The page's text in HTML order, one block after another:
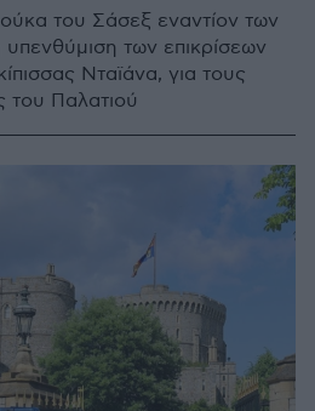
του Σάσεξ εναντίον των
των επικρίσεων
Νταϊάνα, για τους
του Παλατιού